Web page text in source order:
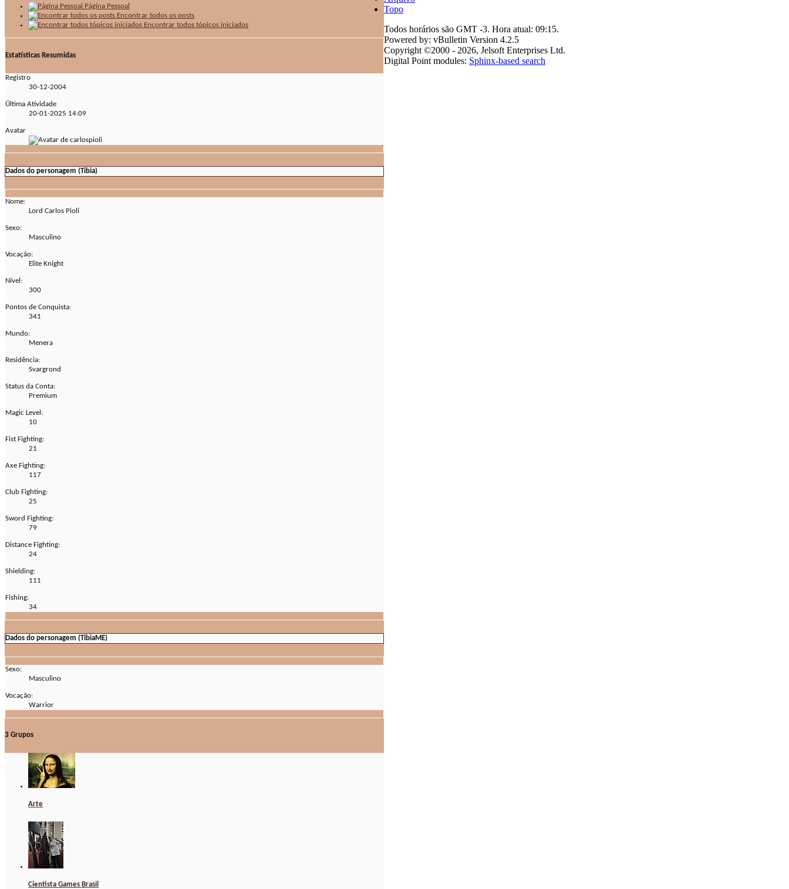
Página Pessoal
Encontrar todos os posts
Encontrar todos tópicos iniciados
Estatísticas Resumidas
Registro
30-12-2004
Última Atividade
20-01-2025 14:09
Avatar
Dados do personagem (Tibia)
Nome:
Lord Carlos Pioli
Sexo:
Masculino
Vocação:
Elite Knight
Nível:
300
Pontos de Conquista:
341
Mundo:
Menera
Residência:
Svargrond
Status da Conta:
Premium
Magic Level:
10
Fist Fighting:
21
Axe Fighting:
117
Club Fighting:
25
Sword Fighting:
79
Distance Fighting:
24
Shielding:
111
Fishing:
34
Dados do personagem (TibiaME)
Sexo:
Masculino
Vocação:
Warrior
3 Grupos
Arte
Cientista Games Brasil
Topo
Todos horários são GMT -3. Hora atual: 09:15.
Powered by: vBulletin Version 4.2.5
Copyright ©2000 - 2026, Jelsoft Enterprises Ltd.
Digital Point modules: Sphinx-based search